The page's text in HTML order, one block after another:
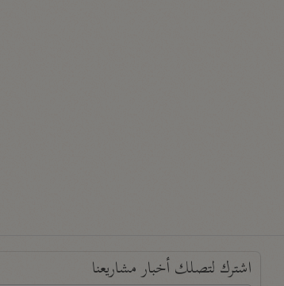
اشترك لتصلك أخبار مشاريعنا